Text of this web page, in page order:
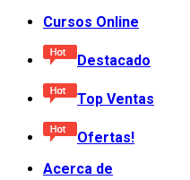
Cursos Online
Destacado
Top Ventas
Ofertas!
Acerca de